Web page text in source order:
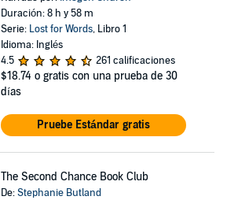
Duración: 8 h y 58 m
Serie: Lost for Words, Libro 1
Idioma: Inglés
4.5
261 calificaciones
$18.74 o gratis con una prueba de 30
días
Pruebe Estándar gratis
The Second Chance Book Club
De:Stephanie Butland